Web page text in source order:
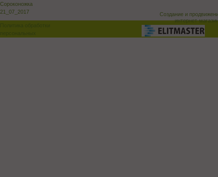
Сороконожка
21_07_2017
Создание и
интернет-